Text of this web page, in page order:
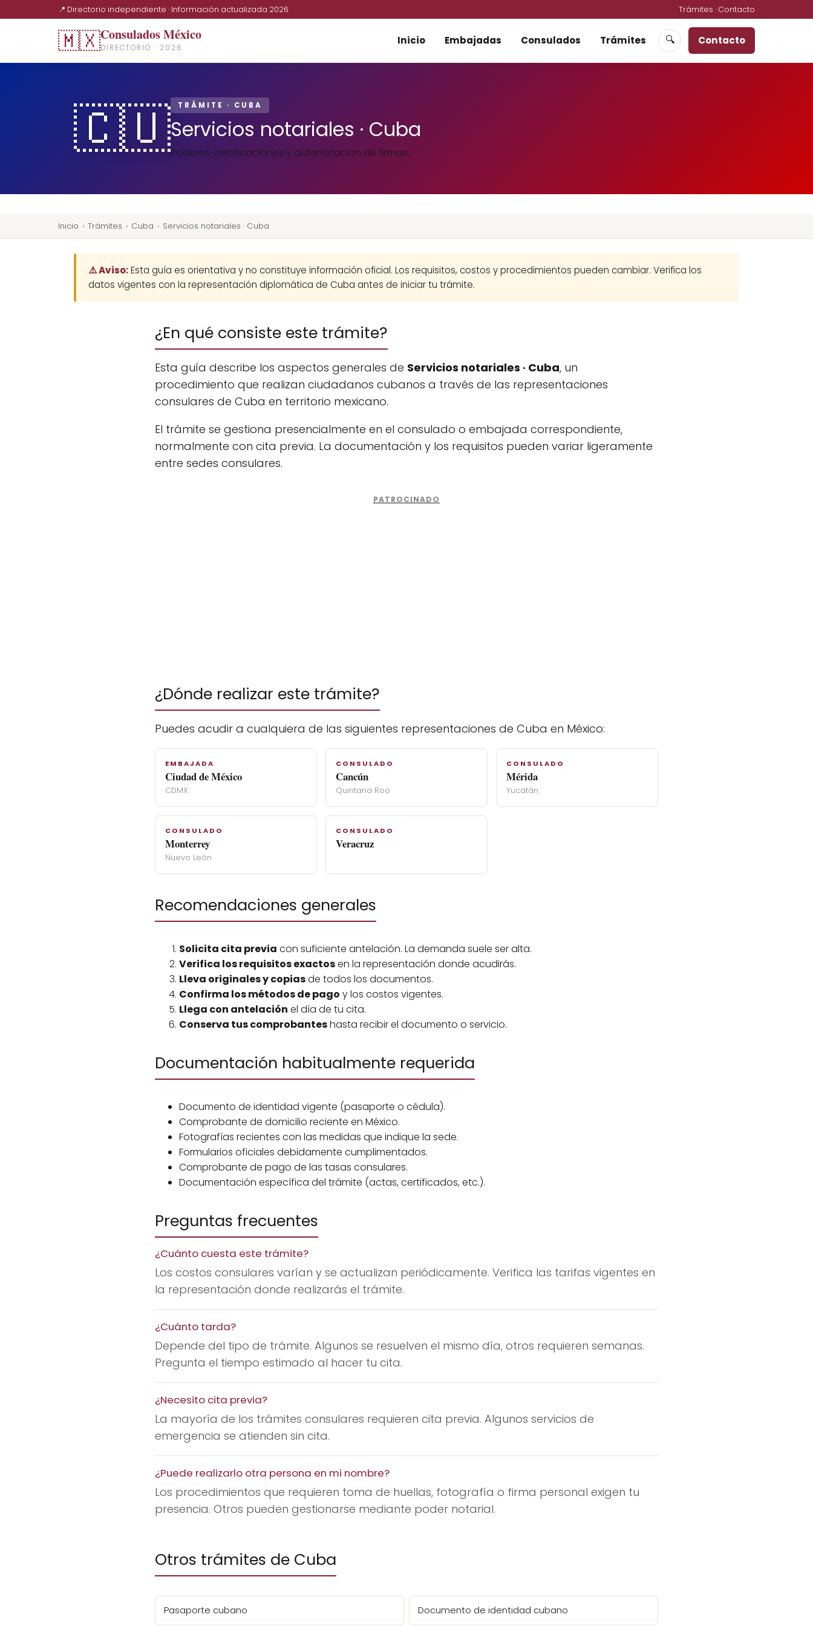
📍 Directorio independiente · Información actualizada 2026 Trámites · Contacto
🇲🇽Consulados México
DIRECTORIO · 2026
Inicio Embajadas Consulados Trámites 🔍 Contacto
🇨🇺 TRÁMITE · CUBA
Servicios notariales · Cuba
Poderes, certificaciones y autenticación de firmas.
Inicio › Trámites › Cuba › Servicios notariales · Cuba
⚠️ Aviso:Esta guía es orientativa y no constituye información oficial. Los requisitos, costos y procedimientos pueden cambiar. Verifica los
datos vigentes con la representación diplomática de Cuba antes de iniciar tu trámite.
¿En qué consiste este trámite?
Esta guía describe los aspectos generales de Servicios notariales · Cuba, un
procedimiento que realizan ciudadanos cubanos a través de las representaciones
consulares de Cuba en territorio mexicano.
El trámite se gestiona presencialmente en el consulado o embajada correspondiente,
normalmente con cita previa. La documentación y los requisitos pueden variar ligeramente
entre sedes consulares.
¿Dónde realizar este trámite?
Puedes acudir a cualquiera de las siguientes representaciones de Cuba en México:
EMBAJADA
Ciudad de México
CDMX
CONSULADO
Cancún
Quintana Roo
CONSULADO
Mérida
Yucatán
CONSULADO
Monterrey
Nuevo León
CONSULADO
Veracruz
Recomendaciones generales
Solicita cita previa con suficiente antelación. La demanda suele ser alta.
Verifica los requisitos exactosen la representación donde acudirás.
Lleva originales y copiasde todos los documentos.
Confirma los métodos de pago y los costos vigentes.
Llega con antelación el día de tu cita.
Conserva tus comprobanteshasta recibir el documento o servicio.
Documentación habitualmente requerida
Documento de identidad vigente (pasaporte o cédula).
Comprobante de domicilio reciente en México.
Fotografías recientes con las medidas que indique la sede.
Formularios oficiales debidamente cumplimentados.
Comprobante de pago de las tasas consulares.
Documentación específica del trámite (actas, certificados, etc.).
Preguntas frecuentes
¿Cuánto cuesta este trámite?
Los costos consulares varían y se actualizan periódicamente. Verifica las tarifas vigentes en
la representación donde realizarás el trámite.
¿Cuánto tarda?
Depende del tipo de trámite. Algunos se resuelven el mismo día, otros requieren semanas.
Pregunta el tiempo estimado al hacer tu cita.
¿Necesito cita previa?
La mayoría de los trámites consulares requieren cita previa. Algunos servicios de
emergencia se atienden sin cita.
¿Puede realizarlo otra persona en mi nombre?
Los procedimientos que requieren toma de huellas, fotografía o firma personal exigen tu
presencia. Otros pueden gestionarse mediante poder notarial.
Otros trámites de Cuba
Pasaporte cubano Documento de identidad cubano